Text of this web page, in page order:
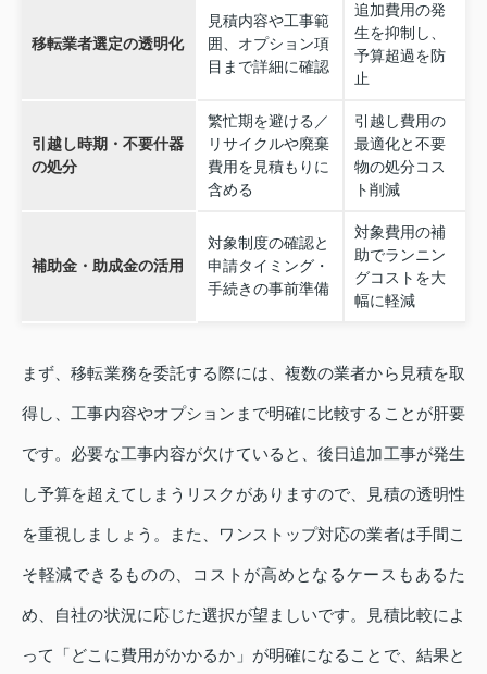
移転業者選定の透明化
見積内容や工事範
囲、オプション項
目まで詳細に確認
追加費用の発
生を抑制し、
予算超過を防
止
引越し時期・不要什器
の処分
繁忙期を避ける／
リサイクルや廃棄
費用を見積もりに
含める
引越し費用の
最適化と不要
物の処分コス
ト削減
補助金・助成金の活用
対象制度の確認と
申請タイミング・
手続きの事前準備
対象費用の補
助でランニン
グコストを大
幅に軽減
まず、移転業務を委託する際には、複数の業者から見積を取
得し、工事内容やオプションまで明確に比較することが肝要
です。必要な工事内容が欠けていると、後日追加工事が発生
し予算を超えてしまうリスクがありますので、見積の透明性
を重視しましょう。また、ワンストップ対応の業者は手間こ
そ軽減できるものの、コストが高めとなるケースもあるた
め、自社の状況に応じた選択が望ましいです。見積比較によ
って「どこに費用がかかるか」が明確になることで、結果と